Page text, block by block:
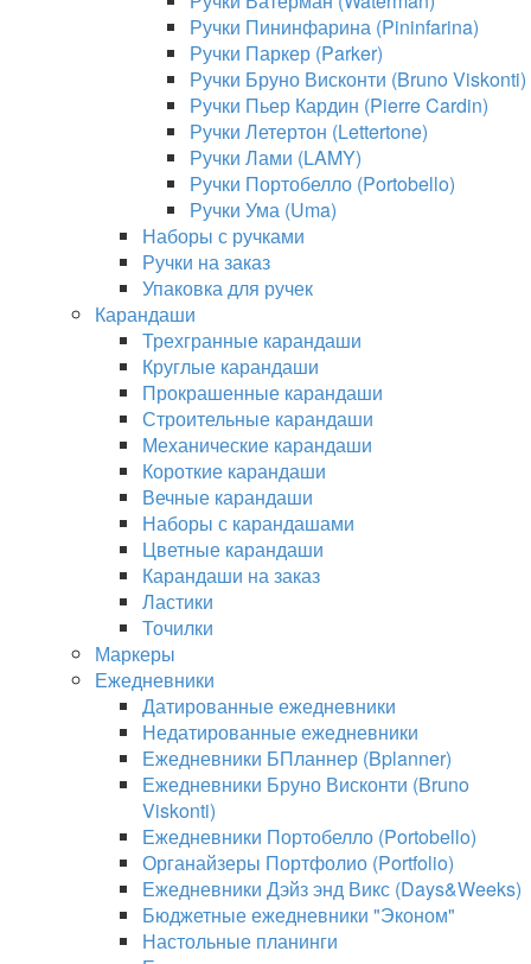
Ручки Пининфарина (Pininfarina)
Ручки Паркер (Parker)
Ручки Бруно Висконти (Bruno Viskonti)
Ручки Пьер Кардин (Pierre Cardin)
Ручки Летертон (Lettertone)
Ручки Лами (LAMY)
Ручки Портобелло (Portobello)
Ручки Ума (Uma)
Наборы с ручками
Ручки на заказ
Упаковка для ручек
Карандаши
Трехгранные карандаши
Круглые карандаши
Прокрашенные карандаши
Строительные карандаши
Механические карандаши
Короткие карандаши
Вечные карандаши
Наборы с карандашами
Цветные карандаши
Карандаши на заказ
Ластики
Точилки
Маркеры
Ежедневники
Датированные ежедневники
Недатированные ежедневники
Ежедневники БПланнер (Bplanner)
Ежедневники Бруно Висконти (Bruno
Viskonti)
Ежедневники Портобелло (Portobello)
Органайзеры Портфолио (Portfolio)
Ежедневники Дэйз энд Викс (Days&Weeks)
Бюджетные ежедневники "Эконом"
Настольные планинги